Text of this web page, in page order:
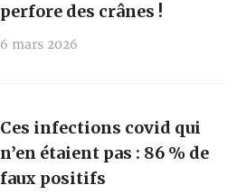
perfore des crânes !
6 mars 2026
Ces infections covid qui
n’en étaient pas : 86 % de
faux positifs